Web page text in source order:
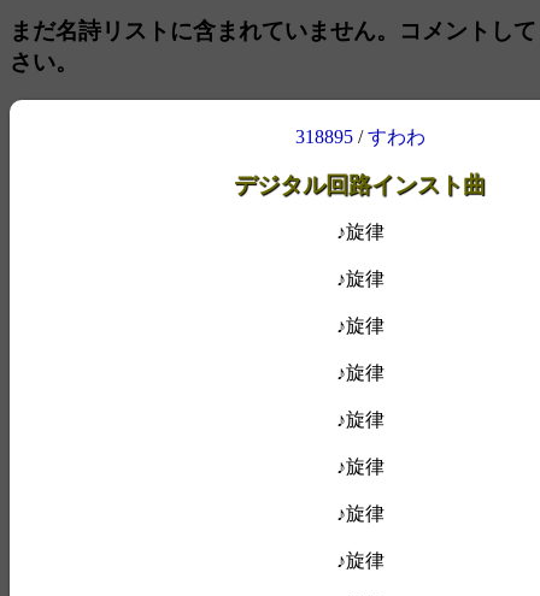
まだ名詩リストに含まれていません。コメントし
さい。
318895/すわわ
デジタル回路インスト曲
♪旋律
♪旋律
♪旋律
♪旋律
♪旋律
♪旋律
♪旋律
♪旋律